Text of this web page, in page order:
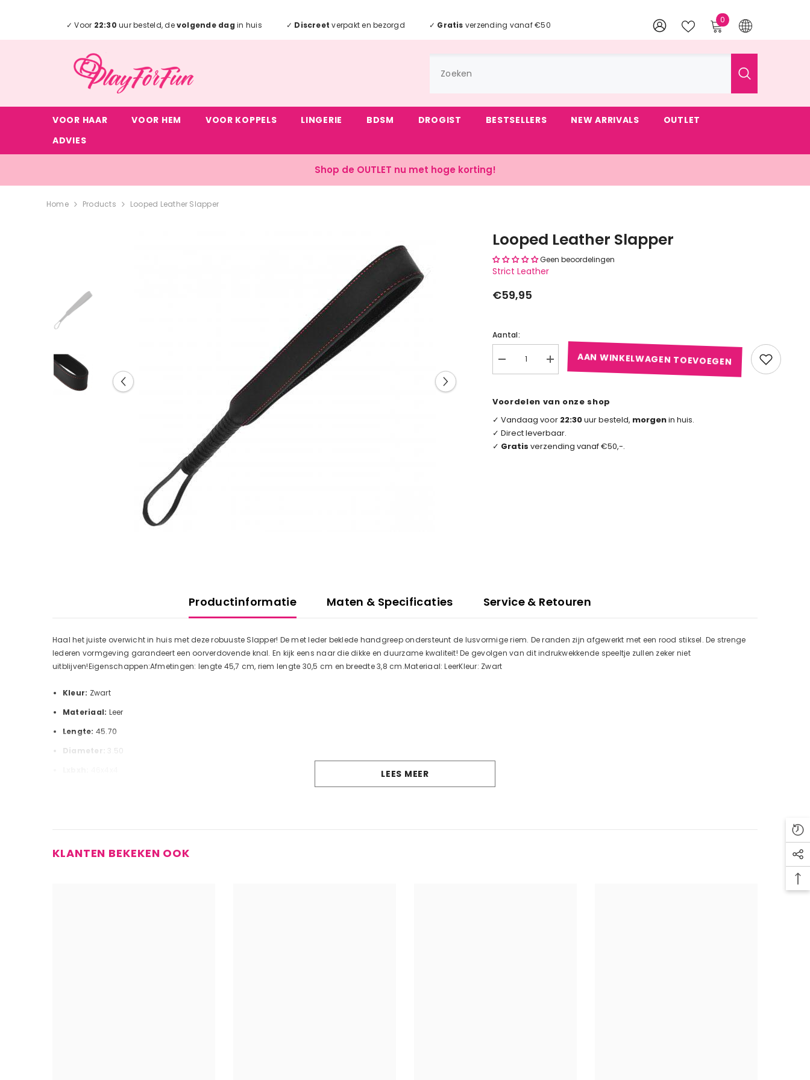
✓ Voor 22:30uur besteld, devolgende dagin huis ✓ Discreetverpakt en bezorgd ✓ Gratis verzending vanaf €50
0 0
artikelen
VOOR HAAR VOOR HEM VOOR KOPPELS LINGERIE BDSM DROGIST BESTSELLERS NEW ARRIVALS
OUTLET
ADVIES
Shop de OUTLET nu met hoge korting!
Home Products Looped Leather Slapper
Looped Leather Slapper
Geen beoordelingen
Strict Leather
€59,95
Aantal:
verlagen
Leather
Aantal
verhogen
Leather
AAN WINKELWAGEN TOEVOEGEN
Voordelen van onze shop
✓ Vandaag voor 22:30uur besteld, morgenin huis.
✓ Direct leverbaar.
✓ Gratis verzending vanaf €50,-.
Productinformatie Maten & Specificaties Service & Retouren
Haal het juiste overwicht in huis met deze robuuste Slapper! De met leder beklede handgreep ondersteunt de lusvormige riem. De randen zijn afgewerkt met een rood stiksel. De strenge
lederen vormgeving garandeert een oorverdovende knal. En kijk eens naar die dikke en duurzame kwaliteit! De gevolgen van dit indrukwekkende speeltje zullen zeker niet
uitblijven!Eigenschappen:Afmetingen: lengte 45,7 cm, riem lengte 30,5 cm en breedte 3,8 cm.Materiaal: LeerKleur: Zwart
Kleur: Zwart
Materiaal: Leer
Lengte: 45.70
Diameter: 3.50
LEES MEER
KLANTEN BEKEKEN OOK